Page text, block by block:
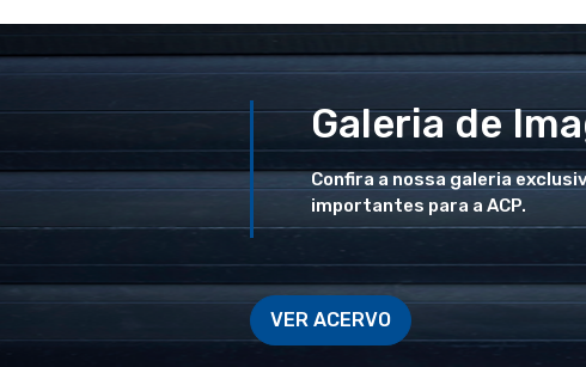
Galeria de
Confira a nossa galeria
importantes para a ACP.
VER ACERVO